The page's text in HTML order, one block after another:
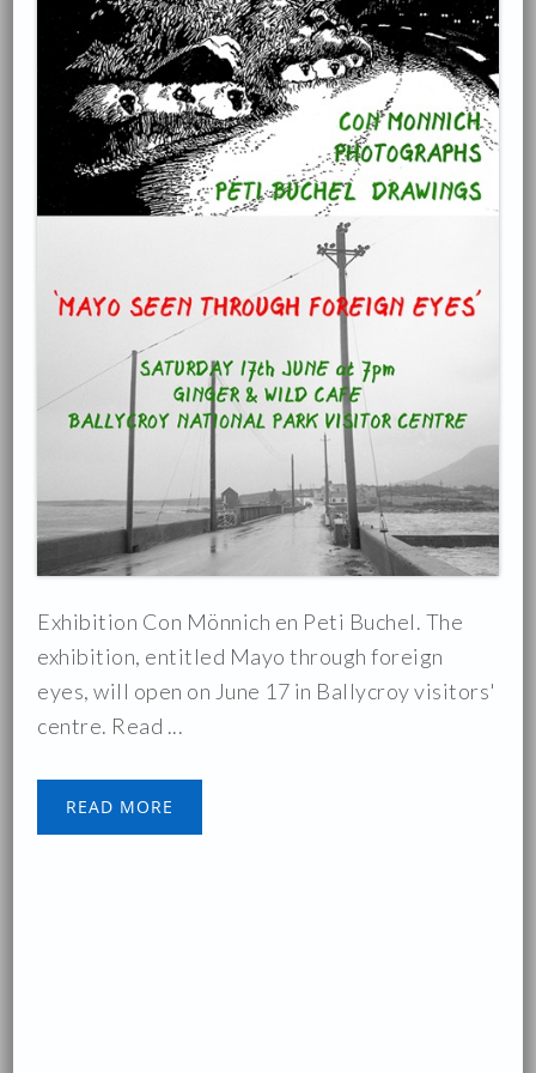
Exhibition Con Mönnich en Peti Buchel. The
exhibition, entitled Mayo through foreign
eyes, will open on June 17 in Ballycroy visitors'
centre. Read ...
READ MORE